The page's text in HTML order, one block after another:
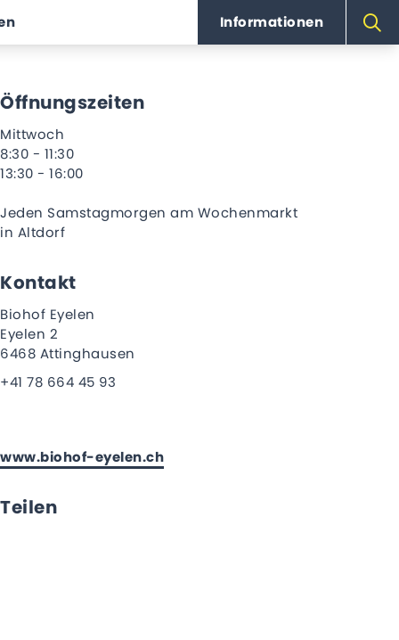
Informationen
Öffnungszeiten
Mittwoch
8:30 - 11:30
13:30 - 16:00
Jeden Samstagmorgen am Wochenmarkt
in Altdorf
Kontakt
Biohof Eyelen
Eyelen 2
6468 Attinghausen
+41 78 664 45 93
www.biohof-eyelen.ch
Teilen